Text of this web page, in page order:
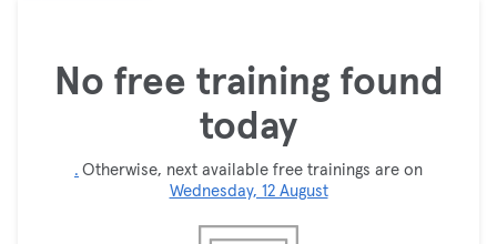
No free training found
today
. Otherwise, next available free trainings are on
Wednesday, 12 August